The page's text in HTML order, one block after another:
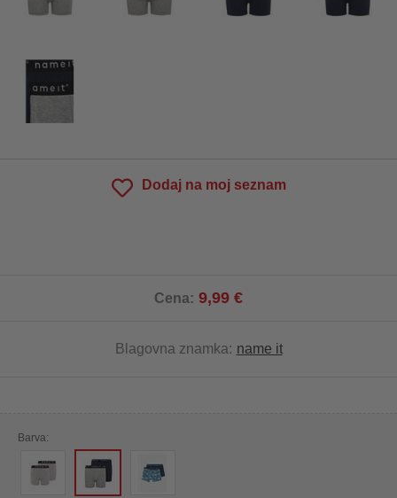
Dodaj na moj seznam
Cena: 9,99 €
Blagovna znamka: name it
Barva: